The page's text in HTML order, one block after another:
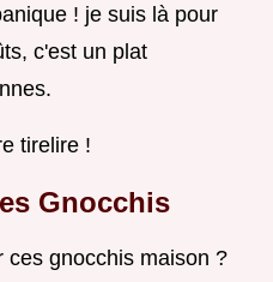
! je suis là pour
c'est un plat
tirelire !
Gnocchis
ces gnocchis maison ?